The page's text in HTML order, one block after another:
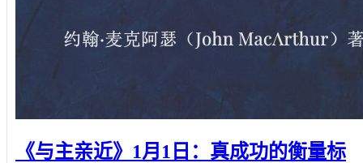
《与主亲近》1月1日：真成功的衡量标